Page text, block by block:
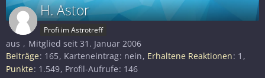
H. Astor
Profi im Astrotreff
aus
Mitglied seit 31. Januar 2006
Beiträge 165 Karteneintrag nein Erhaltene Reaktionen 1
Punkte 1.549 Profil-Aufrufe 146